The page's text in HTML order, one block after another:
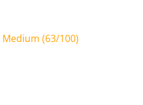
Medium (63/100)